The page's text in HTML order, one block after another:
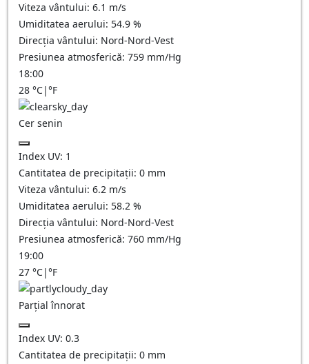
Viteza vântului: 6.1 m/s
Umiditatea aerului: 54.9 %
Direcția vântului: Nord-Nord-Vest
Presiunea atmosferică: 759 mm/Hg
18:00
28 °C|°F
Cer senin
Index UV: 1
Cantitatea de precipitații: 0 mm
Viteza vântului: 6.2 m/s
Umiditatea aerului: 58.2 %
Direcția vântului: Nord-Nord-Vest
Presiunea atmosferică: 760 mm/Hg
19:00
27 °C|°F
Parțial înnorat
Index UV: 0.3
Cantitatea de precipitații: 0 mm